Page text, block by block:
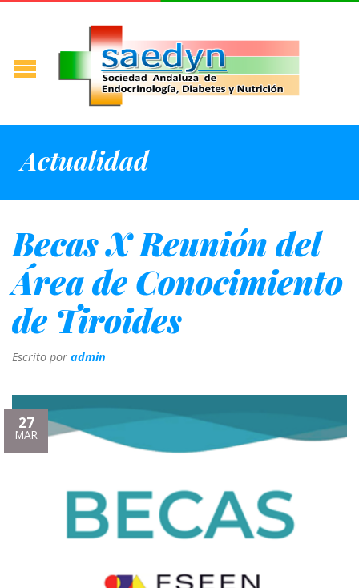
Actualidad
Becas X Reunión del
Área de Conocimiento
de Tiroides
Escrito por admin
27
MAR